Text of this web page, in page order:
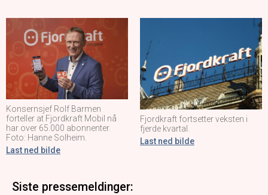
Konsernsjef Rolf Barmen
forteller at Fjordkraft Mobil nå
har over 65.000 abonnenter.
Foto: Hanne Solheim.
Last ned bilde
Fjordkraft fortsetter veksten i
fjerde kvartal.
Last ned bilde
Siste pressemeldinger: